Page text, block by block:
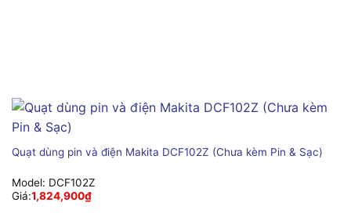
Quạt dùng pin và điện Makita DCF102Z (Chưa kèm Pin & Sạc)
Model: DCF102Z
Giá:1,824,900₫